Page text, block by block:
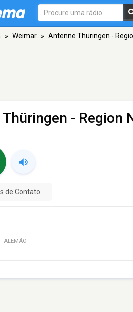
» Weimar » Antenne Thüringen -
- Region
de Contato
· ALEMÃO